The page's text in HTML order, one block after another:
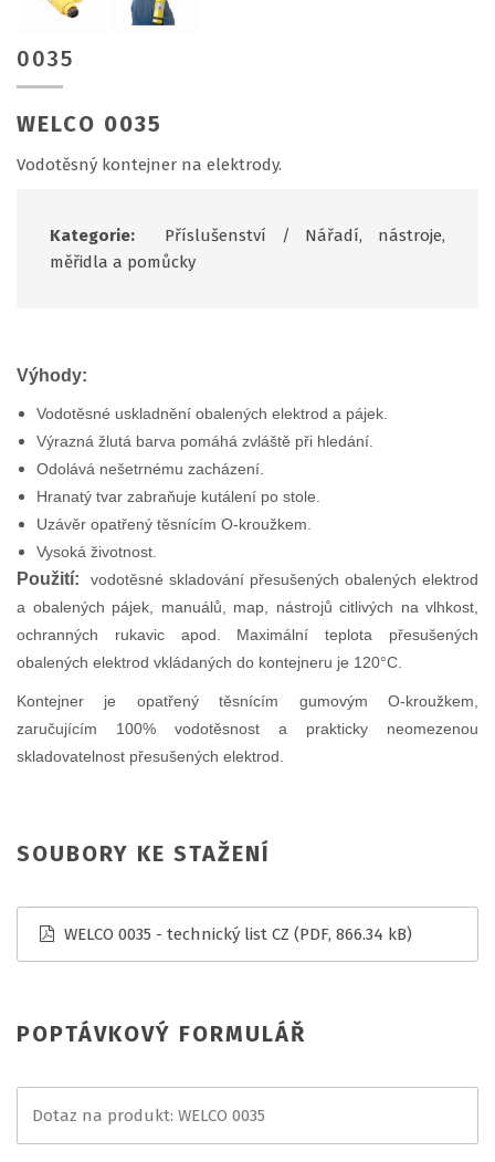
0035
WELCO 0035
Vodotěsný kontejner na elektrody.
Kategorie: Příslušenství /
Nářadí, nástroje,
měřidla a pomůcky
Výhody:
Vodotěsné uskladnění obalených elektrod a pájek.
Výrazná žlutá barva pomáhá zvláště při hledání.
Odolává nešetrnému zacházení.
Hranatý tvar zabraňuje kutálení po stole.
Uzávěr opatřený těsnícím O-kroužkem.
Vysoká životnost.
Použití: vodotěsné skladování přesušených obalených elektrod
a obalených pájek, manuálů, map, nástrojů citlivých na vlhkost,
ochranných rukavic apod. Maximální teplota přesušených
obalených elektrod vkládaných do kontejneru je 120°C.
Kontejner je opatřený těsnícím gumovým O-kroužkem,
zaručujícím 100% vodotěsnost a prakticky neomezenou
skladovatelnost přesušených elektrod.
SOUBORY KE STAŽENÍ
WELCO 0035 - technický list CZ (PDF, 866.34 kB)
POPTÁVKOVÝ FORMULÁŘ